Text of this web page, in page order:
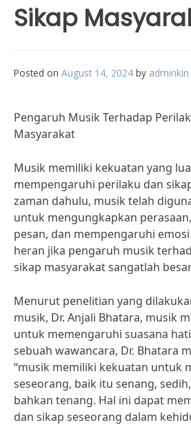
Sikap
Posted on August 14, 2024 by adminkin
Pengaruh Musik Terhadap
Masyarakat
Musik memiliki kekuatan yang
mempengaruhi perilaku dan
zaman dahulu, musik telah
untuk mengungkapkan
pesan, dan mempengaruhi
heran jika pengaruh musik
sikap masyarakat sangatlah
Menurut penelitian yang
musik, Dr. Anjali Bhatara, musik
untuk memengaruhi suasana
sebuah wawancara, Dr. Bhatara
“musik memiliki kekuatan untuk
seseorang, baik itu senang,
bahkan tenang. Hal ini dapat
dan sikap seseorang dalam